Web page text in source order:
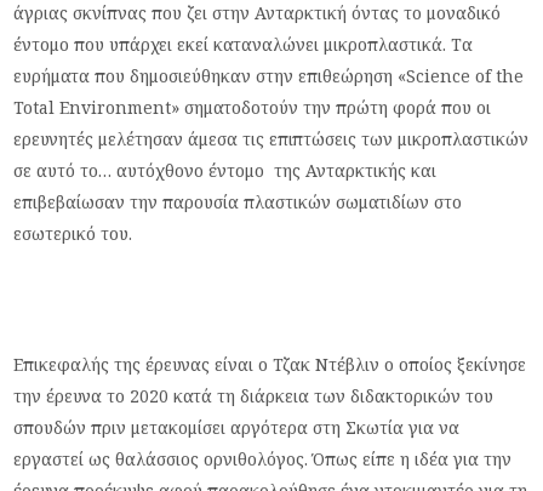
άγριας σκνίπνας που ζει στην Ανταρκτική όντας το μοναδικό
έντομο που υπάρχει εκεί καταναλώνει μικροπλαστικά. Τα
ευρήματα που δημοσιεύθηκαν στην επιθεώρηση «Science of the
Total Environment» σηματοδοτούν την πρώτη φορά που οι
ερευνητές μελέτησαν άμεσα τις επιπτώσεις των μικροπλαστικών
σε αυτό το… αυτόχθονο έντομο της Ανταρκτικής και
επιβεβαίωσαν την παρουσία πλαστικών σωματιδίων στο
εσωτερικό του.
Επικεφαλής της έρευνας είναι ο Τζακ Ντέβλιν ο οποίος ξεκίνησε
την έρευνα το 2020 κατά τη διάρκεια των διδακτορικών του
σπουδών πριν μετακομίσει αργότερα στη Σκωτία για να
εργαστεί ως θαλάσσιος ορνιθολόγος. Όπως είπε η ιδέα για την